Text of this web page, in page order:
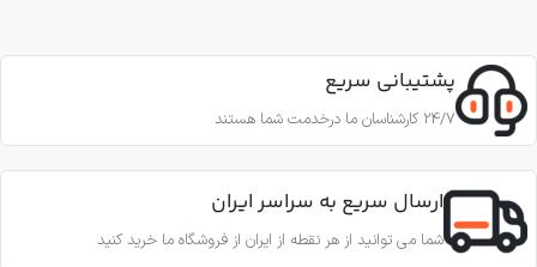
پشتیبانی سریع
24/7 کارشناسان ما درخدمت شما هستند
ارسال سریع به سراسر ایران
شما می توانید از هر نقطه از ایران از فروشگاه ما خرید کنید